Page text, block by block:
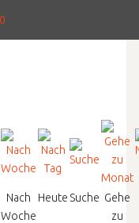
Nach
Woche
Heute Suche Gehe
zu